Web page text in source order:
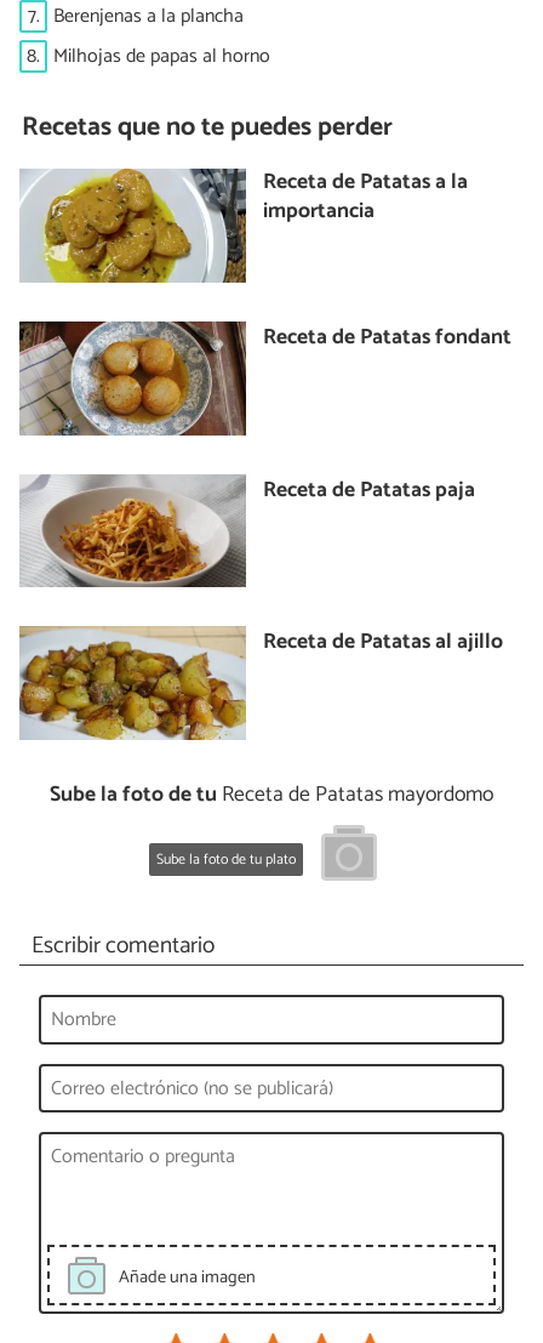
7. Berenjenas a la plancha
8. Milhojas de papas al horno
Recetas que no te puedes perder
Receta de Patatas a la
importancia
Receta de Patatas fondant
Receta de Patatas paja
Receta de Patatas al ajillo
Sube la foto de tu Receta de Patatas mayordomo
Sube la foto de tu plato
Escribir comentario
Añade una imagen